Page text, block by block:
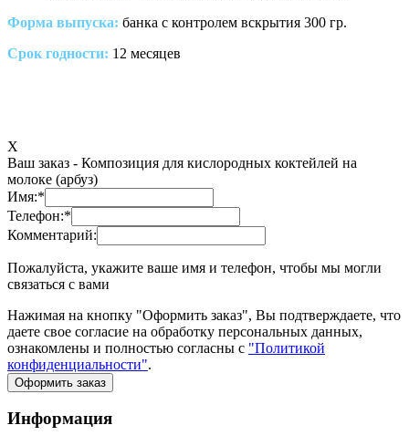
Форма выпуска: банка с контролем вскрытия 300 гр.
Срок годности: 12 месяцев
X
Ваш заказ - Композиция для кислородных коктейлей на
молоке (арбуз)
Имя:*
Телефон:*
Комментарий:
Пожалуйста, укажите ваше имя и телефон, чтобы мы могли
связаться с вами
Нажимая на кнопку "Оформить заказ", Вы подтверждаете, что
даете свое согласие на обработку персональных данных,
ознакомлены и полностью согласны с "Политикой
конфиденциальности".
Оформить заказ
Информация